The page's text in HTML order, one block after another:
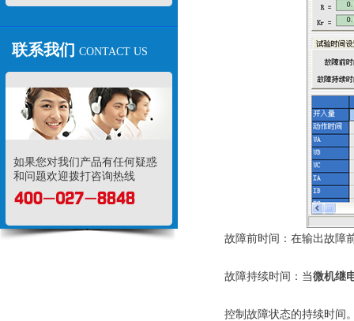
联系我们 CONTACT US
如果您对我们产品有任何疑惑
和问题欢迎拨打咨询热线
故障前时间：在输出故障
故障持续时间：当微机继
控制故障状态的持续时间